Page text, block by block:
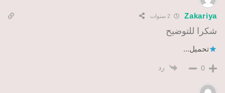
Zakariya
شكرا للتوضيح
تحميل...
0 رد